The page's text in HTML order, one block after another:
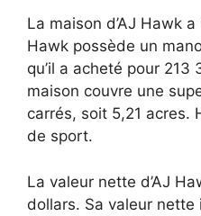
La maison d’AJ Hawk
Hawk possède un
qu’il a acheté pour 213
maison couvre une
carrés, soit 5,21 acres.
de sport.
La valeur nette d’AJ
dollars. Sa valeur